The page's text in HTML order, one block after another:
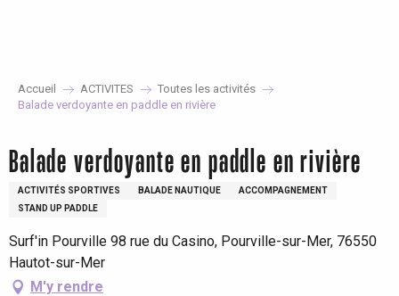
Accueil ACTIVITES
Toutes les activités
Balade verdoyante en paddle en rivière
Balade verdoyante en paddle en rivière
ACTIVITÉS SPORTIVES BALADE NAUTIQUE
ACCOMPAGNEMENT
STAND UP PADDLE
Surf'in Pourville 98 rue du Casino, Pourville-sur-Mer, 76550
Hautot-sur-Mer
M'y rendre